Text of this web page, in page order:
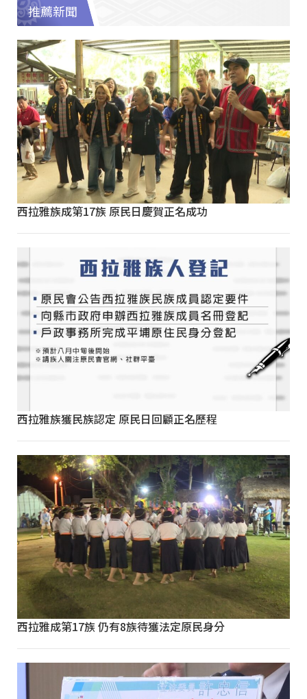
推薦新聞
西拉雅族成第17族 原民日慶賀正名成功
西拉雅族獲民族認定 原民日回顧正名歷程
西拉雅成第17族 仍有8族待獲法定原民身分